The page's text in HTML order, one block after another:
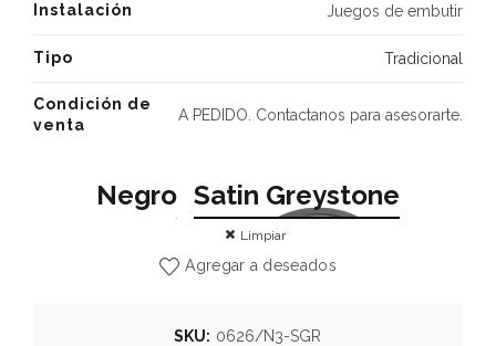
Instalación Juegos de embutir
Tipo Tradicional
Condición de
venta
A PEDIDO. Contactanos para asesorarte.
Negro Satin Greystone
Limpiar
Agregar a deseados
SKU: 0626/N3-SGR